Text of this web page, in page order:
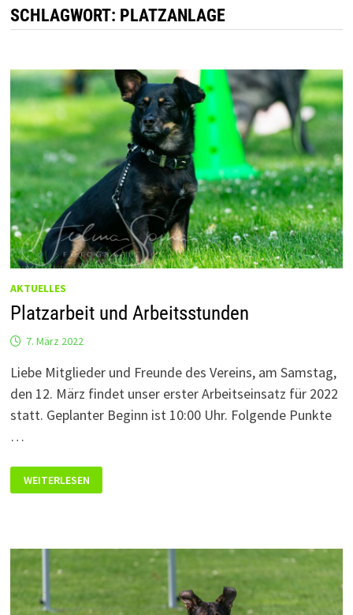
SCHLAGWORT: PLATZANLAGE
AKTUELLES
Platzarbeit und Arbeitsstunden
7. März 2022
Liebe Mitglieder und Freunde des Vereins, am Samstag,
den 12. März findet unser erster Arbeitseinsatz für 2022
statt. Geplanter Beginn ist 10:00 Uhr. Folgende Punkte
…
UND
ARBEITSSTUNDEN
WEITERLESEN